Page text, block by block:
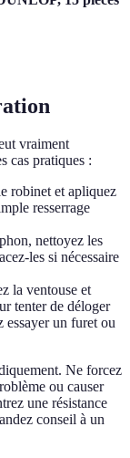
vraiment
cas pratiques :
robinet et apliquez
resserrage
nettoyez les
les si nécessaire
la ventouse et
tenter de déloger
essayer un furet ou
Ne forcez
ou causer
une résistance
conseil à un